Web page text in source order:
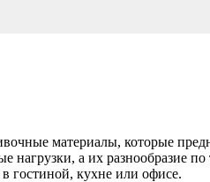
материалы, которые
а их разнообразие
гостиной, кухне или офисе.